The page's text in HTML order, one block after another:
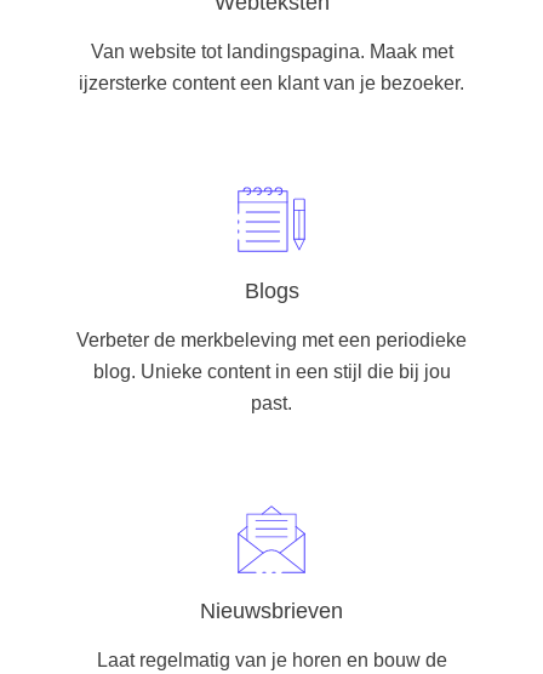
Van website tot landingspagina. Maak met
ijzersterke content een klant van je bezoeker.
Blogs
Verbeter de merkbeleving met een periodieke
blog. Unieke content in een stijl die bij jou
past.
Nieuwsbrieven
Laat regelmatig van je horen en bouw de